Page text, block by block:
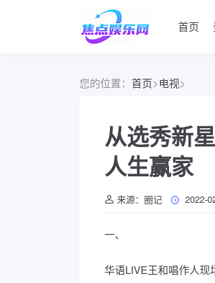
首页
您的位置： 首页>电视>
从选秀新
人生赢家
来源：圈记 2022-
一、
华语LIVE王和唱作人现